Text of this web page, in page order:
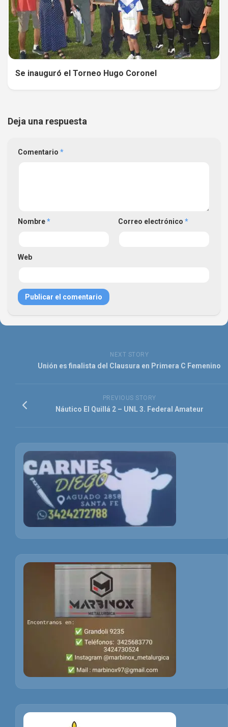
Se inauguró el Torneo Hugo Coronel
Deja una respuesta
Comentario *
Nombre* Correo electrónico *
Web
NEXT STORY
Unión es finalista del Clausura en Primera C Femenino
PREVIOUS STORY
Náutico El Quillá 2 – UNL 3. Federal Amateur